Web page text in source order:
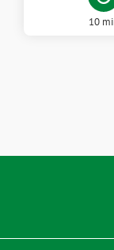
10